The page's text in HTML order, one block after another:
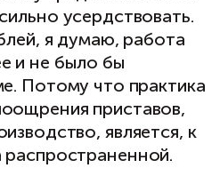
усердствовать.
я думаю, работа
и не было бы
Потому что практика
приставов,
является, к